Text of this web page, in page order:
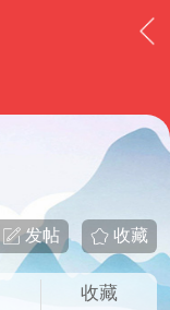
收藏
发帖
收藏